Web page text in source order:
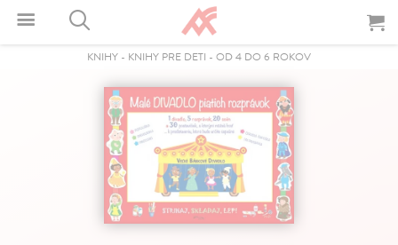
KNIHY - KNIHY PRE DETI - OD 4 DO 6 ROKOV